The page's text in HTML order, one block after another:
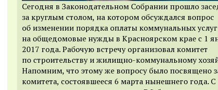
Сегодня в Законодательном Собрании прошло
за круглым столом, на котором обсуждался вопрос
об изменении порядка оплаты коммунальных услуг
на общедомовые нужды в Красноярском крае с 1
2017 года. Рабочую встречу организовал комитет
по строительству и жилищно-коммунальному
Напомним, что этому же вопросу было посвящено
комитета, состоявшееся 6 марта нынешнего года. С